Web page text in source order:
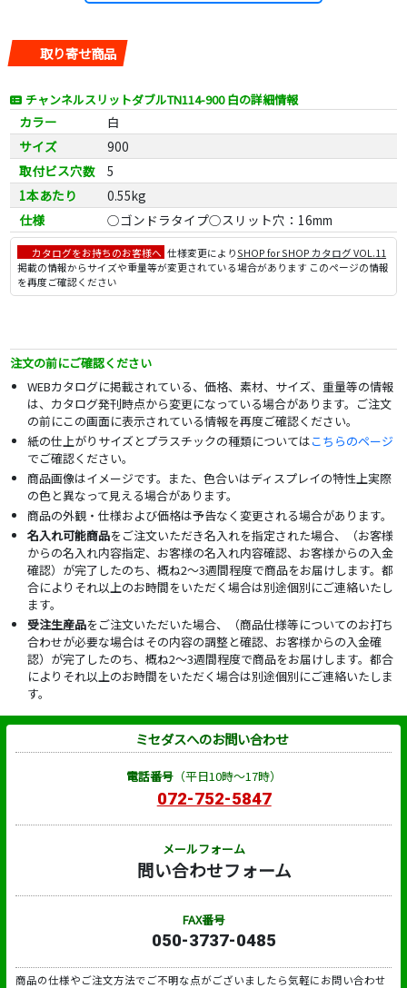
取り寄せ商品
チャンネルスリットダブルTN114-900 白の詳細情報
カラー
白
サイズ
900
取付ビス穴数
5
1本あたり
0.55kg
仕様
○ゴンドラタイプ○スリット穴：16mm
カタログをお持ちのお客様へ 仕様変更によりSHOP for SHOP カタログ VOL.11
掲載の情報からサイズや重量等が変更されている場合があります このページの情報
を再度ご確認ください
注文の前にご確認ください
WEBカタログに掲載されている、価格、素材、サイズ、重量等の情報
は、カタログ発刊時点から変更になっている場合があります。ご注文
の前にこの画面に表示されている情報を再度ご確認ください。
紙の仕上がりサイズとプラスチックの種類についてはこちらのページ
でご確認ください。
商品画像はイメージです。また、色合いはディスプレイの特性上実際
の色と異なって見える場合があります。
商品の外観・仕様および価格は予告なく変更される場合があります。
名入れ可能商品をご注文いただき名入れを指定された場合、（お客様
からの名入れ内容指定、お客様の名入れ内容確認、お客様からの入金
確認）が完了したのち、概ね2～3週間程度で商品をお届けします。都
合によりそれ以上のお時間をいただく場合は別途個別にご連絡いたし
ます。
受注生産品をご注文いただいた場合、（商品仕様等についてのお打ち
合わせが必要な場合はその内容の調整と確認、お客様からの入金確
認）が完了したのち、概ね2～3週間程度で商品をお届けします。都合
によりそれ以上のお時間をいただく場合は別途個別にご連絡いたしま
す。
ミセダスへのお問い合わせ
電話番号（平日10時～17時）
072-752-5847
メールフォーム
問い合わせフォーム
FAX番号
050-3737-0485
商品の仕様やご注文方法でご不明な点がございましたら気軽にお問い合わせ